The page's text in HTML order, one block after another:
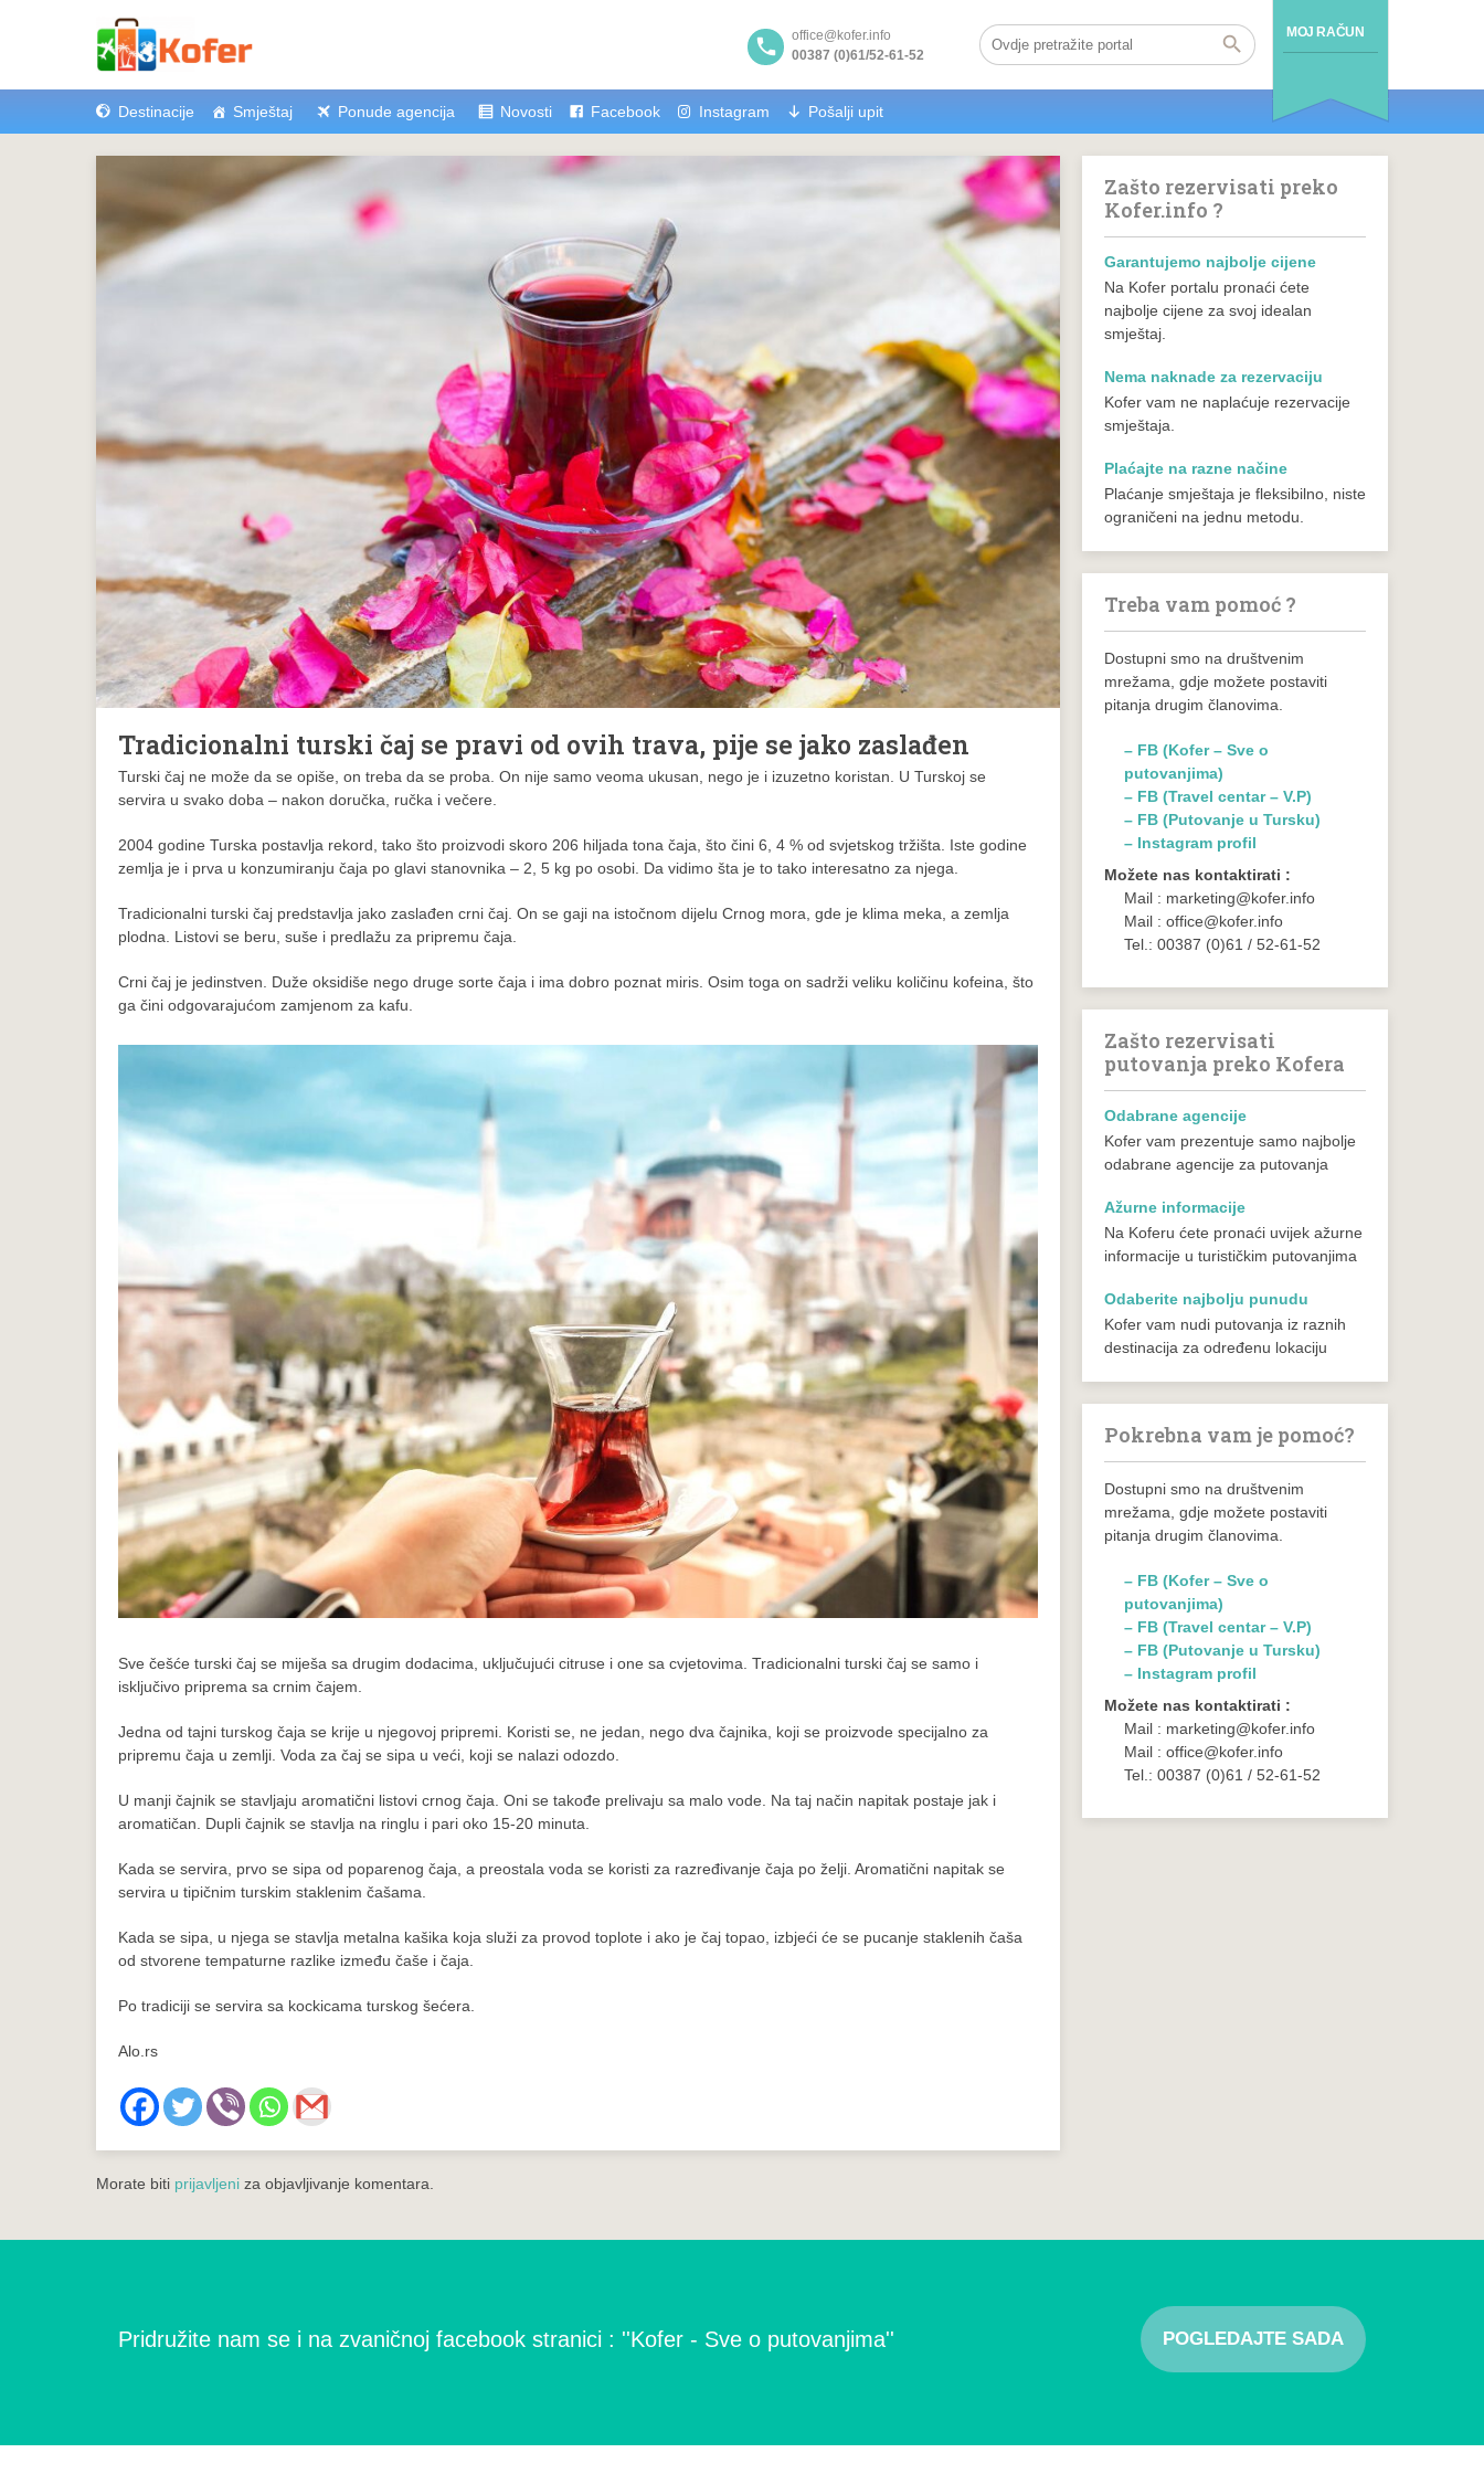
MOJ RAČUN
office@kofer.info
00387 (0)61/52-61-52
Destinacije Smještaj Ponude agencija Novosti Facebook Instagram Pošalji upit
Tradicionalni turski čaj se pravi od ovih trava, pije se jako zaslađen
Turski čaj ne može da se opiše, on treba da se proba. On nije samo veoma ukusan, nego je i izuzetno koristan. U Turskoj se
servira u svako doba – nakon doručka, ručka i večere.
2004 godine Turska postavlja rekord, tako što proizvodi skoro 206 hiljada tona čaja, što čini 6, 4 % od svjetskog tržišta. Iste godine
zemlja je i prva u konzumiranju čaja po glavi stanovnika – 2, 5 kg po osobi. Da vidimo šta je to tako interesatno za njega.
Tradicionalni turski čaj predstavlja jako zaslađen crni čaj. On se gaji na istočnom dijelu Crnog mora, gde je klima meka, a zemlja
plodna. Listovi se beru, suše i predlažu za pripremu čaja.
Crni čaj je jedinstven. Duže oksidiše nego druge sorte čaja i ima dobro poznat miris. Osim toga on sadrži veliku količinu kofeina, što
ga čini odgovarajućom zamjenom za kafu.
Sve češće turski čaj se miješa sa drugim dodacima, uključujući citruse i one sa cvjetovima. Tradicionalni turski čaj se samo i
isključivo priprema sa crnim čajem.
Jedna od tajni turskog čaja se krije u njegovoj pripremi. Koristi se, ne jedan, nego dva čajnika, koji se proizvode specijalno za
pripremu čaja u zemlji. Voda za čaj se sipa u veći, koji se nalazi odozdo.
U manji čajnik se stavljaju aromatični listovi crnog čaja. Oni se takođe prelivaju sa malo vode. Na taj način napitak postaje jak i
aromatičan. Dupli čajnik se stavlja na ringlu i pari oko 15-20 minuta.
Kada se servira, prvo se sipa od poparenog čaja, a preostala voda se koristi za razređivanje čaja po želji. Aromatični napitak se
servira u tipičnim turskim staklenim čašama.
Kada se sipa, u njega se stavlja metalna kašika koja služi za provod toplote i ako je čaj topao, izbjeći će se pucanje staklenih čaša
od stvorene tempaturne razlike između čaše i čaja.
Po tradiciji se servira sa kockicama turskog šećera.
Alo.rs
Morate biti prijavljeni za objavljivanje komentara.
Zašto rezervisati preko
Kofer.info ?
Garantujemo najbolje cijene
Na Kofer portalu pronaći ćete
najbolje cijene za svoj idealan
smještaj.
Nema naknade za rezervaciju
Kofer vam ne naplaćuje rezervacije
smještaja.
Plaćajte na razne načine
Plaćanje smještaja je fleksibilno, niste
ograničeni na jednu metodu.
Treba vam pomoć ?
Dostupni smo na društvenim
mrežama, gdje možete postaviti
pitanja drugim članovima.
– FB (Kofer – Sve o
putovanjima)
– FB (Travel centar – V.P)
– FB (Putovanje u Tursku)
– Instagram profil
Možete nas kontaktirati :
Mail : marketing@kofer.info
Mail : office@kofer.info
Tel.: 00387 (0)61 / 52-61-52
Zašto rezervisati
putovanja preko Kofera
Odabrane agencije
Kofer vam prezentuje samo najbolje
odabrane agencije za putovanja
Ažurne informacije
Na Koferu ćete pronaći uvijek ažurne
informacije u turističkim putovanjima
Odaberite najbolju punudu
Kofer vam nudi putovanja iz raznih
destinacija za određenu lokaciju
Pokrebna vam je pomoć?
Dostupni smo na društvenim
mrežama, gdje možete postaviti
pitanja drugim članovima.
– FB (Kofer – Sve o
putovanjima)
– FB (Travel centar – V.P)
– FB (Putovanje u Tursku)
– Instagram profil
Možete nas kontaktirati :
Mail : marketing@kofer.info
Mail : office@kofer.info
Tel.: 00387 (0)61 / 52-61-52
Pridružite nam se i na zvaničnoj facebook stranici : ''Kofer - Sve o putovanjima'' POGLEDAJTE SADA